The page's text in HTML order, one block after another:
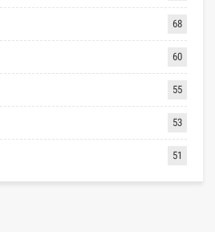
68
60
55
53
51